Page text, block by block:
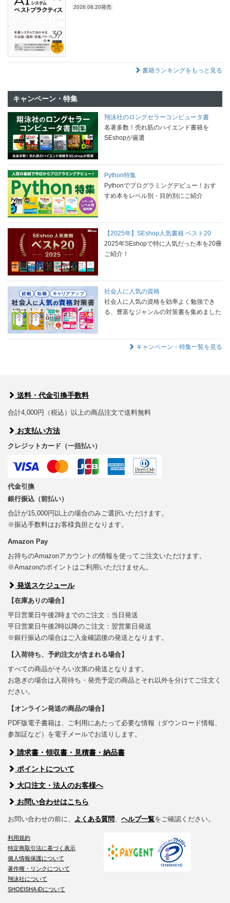
2026.08.20発売
書籍ランキングをもっと見る
キャンペーン・特集
翔泳社のロングセラーコンピュータ書
名著多数！売れ筋のハイエンド書籍を
SEshopが厳選
Python特集
Pythonでプログラミングデビュー！おす
すめ本をレベル別・目的別にご紹介
【2025年】SEshop人気書籍 ベスト20
2025年SEshopで特に人気だった本を20冊
ご紹介！
社会人に人気の資格
社会人に人気の資格を効率よく勉強でき
る、豊富なジャンルの対策書を集めました
キャンペーン・特集一覧を見る
送料・代金引換手数料
合計4,000円（税込）以上の商品注文で送料無料
お支払い方法
クレジットカード（一括払い）
代金引換
銀行振込（前払い）
合計が15,000円以上の場合のみご選択いただけます。
※振込手数料はお客様負担となります。
Amazon Pay
お持ちのAmazonアカウントの情報を使ってご注文いただけます。
※Amazonのポイントはご利用いただけません。
発送スケジュール
【在庫ありの場合】
平日営業日午後2時までのご注文：当日発送
平日営業日午後2時以降のご注文：翌営業日発送
※銀行振込の場合はご入金確認後の発送となります。
【入荷待ち、予約注文が含まれる場合】
すべての商品がそろい次第の発送となります。
お急ぎの場合は入荷待ち・発売予定の商品とそれ以外を分けてご注文く
ださい。
【オンライン発送の商品の場合】
PDF版電子書籍は、ご利用にあたって必要な情報（ダウンロード情報、
参加証など）を電子メールでお送りします。
請求書・領収書・見積書・納品書
ポイントについて
大口注文・法人のお客様へ
お問い合わせはこちら
お問い合わせの前に、 よくある質問、 ヘルプ一覧をご確認ください。
利用規約
特定商取引法に基づく表示
個人情報保護について
著作権・リンクについて
翔泳社について
SHOEISHA iDについて